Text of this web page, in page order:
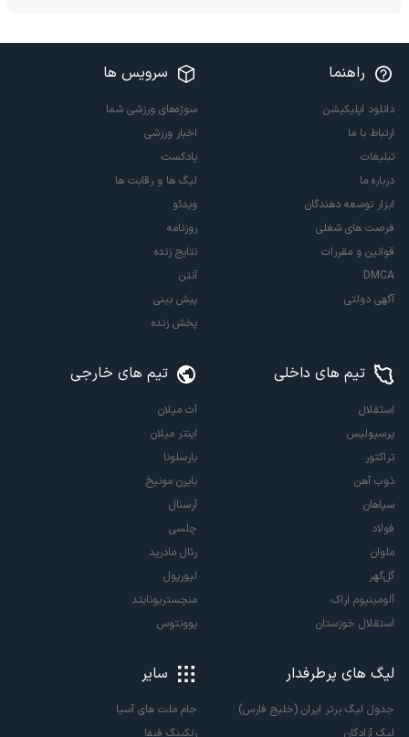
راهنما
دانلود اپلیکیشن
ارتباط با ما
تبلیغات
درباره ما
ابزار توسعه دهندگان
فرصت های شغلی
قوانین و مقررات
DMCA
آگهی دولتی
سرویس ها
سوژه‌های ورزشی شما
اخبار ورزشی
پادکست
لیگ ها و رقابت ها
ویدئو
روزنامه
نتایج زنده
آنتن
پیش بینی
پخش زنده
تیم های داخلی
استقلال
پرسپولیس
تراکتور
ذوب آهن
سپاهان
فولاد
ملوان
گل‌گهر
آلومینیوم اراک
استقلال خوزستان
تیم های خارجی
آث میلان
اینتر میلان
بارسلونا
بایرن مونیخ
آرسنال
چلسی
رئال مادرید
لیورپول
منچستریونایتد
یوونتوس
لیگ های پرطرفدار
جدول لیگ برتر ایران (خلیج فارس)
لیگ آزادگان
سایر
جام ملت های آسیا
رنکینگ فیفا